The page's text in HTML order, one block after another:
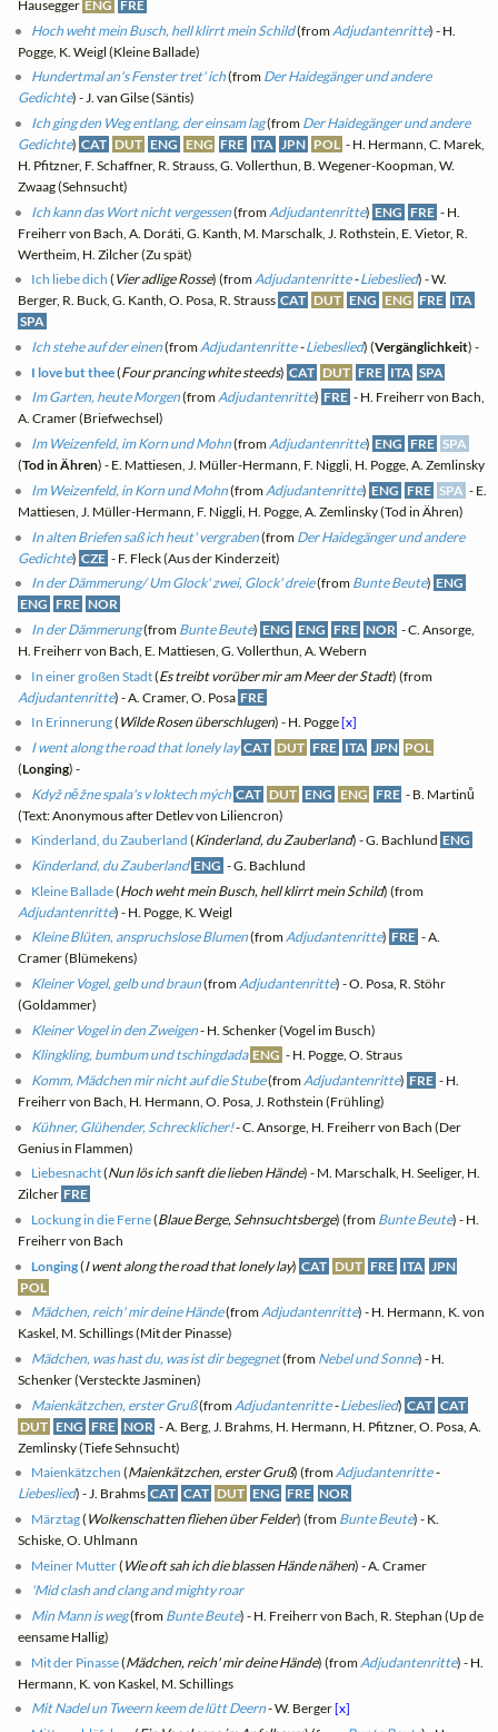
Hausegger ENG FRE
Hoch weht mein Busch, hell klirrt mein Schild(from Adjudantenritte) - H.
Pogge, K. Weigl (Kleine Ballade)
Hundertmal an's Fenster tret' ich(from Der Haidegänger und andere
Gedichte) - J. van Gilse (Säntis)
Ich ging den Weg entlang, der einsam lag(from Der Haidegänger und andere
Gedichte) CAT DUT ENG ENG FRE ITA JPN POL - H. Hermann, C. Marek,
H. Pfitzner, F. Schaffner, R. Strauss, G. Vollerthun, B. Wegener-Koopman, W.
Zwaag (Sehnsucht)
Ich kann das Wort nicht vergessen(from Adjudantenritte) ENG FRE - H.
Freiherr von Bach, A. Doráti, G. Kanth, M. Marschalk, J. Rothstein, E. Vietor, R.
Wertheim, H. Zilcher (Zu spät)
Ich liebe dich ( Vier adlige Rosse) (fromAdjudantenritte-Liebeslied) - W.
Berger, R. Buck, G. Kanth, O. Posa, R. Strauss CAT DUT ENG ENG FRE ITA
SPA
Ich stehe auf der einen(fromAdjudantenritte-Liebeslied) (Vergänglichkeit) -
I love but thee(Four prancing white steeds) CAT DUT FRE ITA SPA
Im Garten, heute Morgen(fromAdjudantenritte) FRE - H. Freiherr von Bach,
A. Cramer (Briefwechsel)
Im Weizenfeld, im Korn und Mohn(fromAdjudantenritte) ENG FRE SPA
(Tod in Ähren) - E. Mattiesen, J. Müller-Hermann, F. Niggli, H. Pogge, A. Zemlinsky
Im Weizenfeld, in Korn und Mohn(from Adjudantenritte) ENG FRE SPA - E.
Mattiesen, J. Müller-Hermann, F. Niggli, H. Pogge, A. Zemlinsky (Tod in Ähren)
In alten Briefen saß ich heut' vergraben(from Der Haidegänger und andere
Gedichte) CZE - F. Fleck (Aus der Kinderzeit)
In der Dämmerung/ Um Glock' zwei, Glock' dreie(from Bunte Beute) ENG
ENG FRE NOR
In der Dämmerung(from Bunte Beute) ENG ENG FRE NOR - C. Ansorge,
H. Freiherr von Bach, E. Mattiesen, G. Vollerthun, A. Webern
In einer großen Stadt(Es treibt vorüber mir am Meer der Stadt) (from
Adjudantenritte) - A. Cramer, O. Posa FRE
In Erinnerung( Wilde Rosen überschlugen) - H. Pogge[x]
I went along the road that lonely lay CAT DUT FRE ITA JPN POL
(Longing) -
Když něžne spala's v loktech mých CAT DUT ENG ENG FRE - B. Martinů
(Text: Anonymous after Detlev von Liliencron)
Kinderland, du Zauberland (Kinderland, du Zauberland) - G. Bachlund ENG
Kinderland, du Zauberland ENG - G. Bachlund
Kleine Ballade(Hoch weht mein Busch, hell klirrt mein Schild) (from
Adjudantenritte) - H. Pogge, K. Weigl
Kleine Blüten, anspruchslose Blumen(fromAdjudantenritte) FRE - A.
Cramer (Blümekens)
Kleiner Vogel, gelb und braun(from Adjudantenritte) - O. Posa, R. Stöhr
(Goldammer)
Kleiner Vogel in den Zweigen- H. Schenker (Vogel im Busch)
Klingkling, bumbum und tschingdada ENG - H. Pogge, O. Straus
Komm, Mädchen mir nicht auf die Stube(from Adjudantenritte) FRE - H.
Freiherr von Bach, H. Hermann, O. Posa, J. Rothstein (Frühling)
Kühner, Glühender, Schrecklicher!- C. Ansorge, H. Freiherr von Bach (Der
Genius in Flammen)
Liebesnacht(Nun lös ich sanft die lieben Hände) - M. Marschalk, H. Seeliger, H.
Zilcher FRE
Lockung in die Ferne(Blaue Berge, Sehnsuchtsberge) (from Bunte Beute) - H.
Freiherr von Bach
Longing(I went along the road that lonely lay) CAT DUT FRE ITA JPN
POL
Mädchen, reich' mir deine Hände(fromAdjudantenritte) - H. Hermann, K. von
Kaskel, M. Schillings (Mit der Pinasse)
Mädchen, was hast du, was ist dir begegnet(from Nebel und Sonne) - H.
Schenker (Versteckte Jasminen)
Maienkätzchen, erster Gruß(from Adjudantenritte-Liebeslied) CAT CAT
DUT ENG FRE NOR - A. Berg, J. Brahms, H. Hermann, H. Pfitzner, O. Posa, A.
Zemlinsky (Tiefe Sehnsucht)
Maienkätzchen (Maienkätzchen, erster Gruß) (fromAdjudantenritte-
Liebeslied) - J. Brahms CAT CAT DUT ENG FRE NOR
Märztag( Wolkenschatten fliehen über Felder) (from Bunte Beute) - K.
Schiske, O. Uhlmann
Meiner Mutter( Wie oft sah ich die blassen Hände nähen) - A. Cramer
'Mid clash and clang and mighty roar
Min Mann is weg(from Bunte Beute) - H. Freiherr von Bach, R. Stephan (Up de
eensame Hallig)
Mit der Pinasse(Mädchen, reich' mir deine Hände) (from Adjudantenritte) - H.
Hermann, K. von Kaskel, M. Schillings
Mit Nadel un Tweern keem de lütt Deern- W. Berger[x]